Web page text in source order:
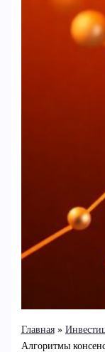
Главная
Алгоритмы